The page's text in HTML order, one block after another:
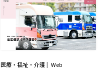
医療・福祉・介護 Web